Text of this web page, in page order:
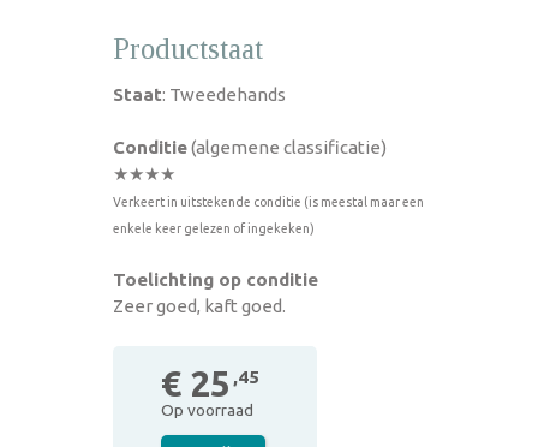
Productstaat
Staat: Tweedehands
Conditie(algemene classificatie)
★★★★
Verkeert in uitstekende conditie (is meestal maar een
enkele keer gelezen of ingekeken)
Toelichting op conditie
Zeer goed, kaft goed.
€ 25 ,45
Op voorraad